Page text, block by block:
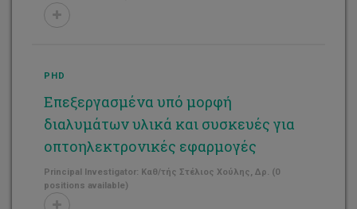
PHD
Επεξεργασμένα υπό μορφή
διαλυμάτων υλικά και συσκευές για
οπτοηλεκτρονικές εφαρμογές
Principal Investigator: Καθ/τής Στέλιος Χούλης, Δρ. (0
positions available)